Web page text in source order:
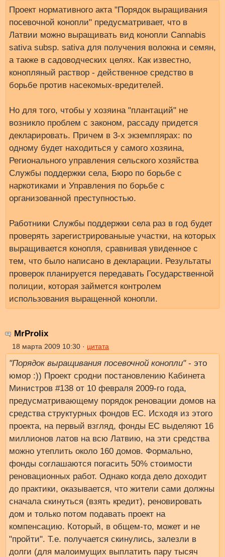
Проект нормативного акта "Порядок выращивания
посевочной конопли" предусматривает, что в
Латвии можно выращивать вид конопли Cannabis
sativa subsp. sativa для получения волокна и семян,
а также в садоводческих целях. Как известно,
конопляный раствор - действенное средство в
борьбе против насекомых-вредителей.
Но для того, чтобы у хозяина "плантаций" не
возникло проблем с законом, рассаду придется
декларировать. Причем в 3-х экземплярах: по
одному будет находиться у самого хозяина,
Регионального управления сельского хозяйства
Службы поддержки села, Бюро по борьбе с
наркотиками и Управления по борьбе с
организованной преступностью.
Работники Службы поддержки села раз в год будет
проверять зарегистрированыые участки, на которых
выращивается конопля, сравнивая увиденное с
тем, что было написано в декларации. Результаты
проверок планируется передавать Государственной
полиции, которая займется контролем
использования выращенной конопли.
MrProlix
18 марта 2009 10:30 · цитата
"Порядок выращивания посевочной конопли"- это
юмор :)) Проект сродни постановлению Кабинета
Министров #138 от 10 февраля 2009-го года,
предусматривающему порядок реновации домов на
средства структурных фондов ЕС. Исходя из этого
проекта, на первый взгляд, фонды ЕС выделяют 16
миллионов латов на всю Латвию, на эти средства
можно утеплить около 160 домов. Формально,
фонды соглашаются погасить 50% стоимости
реновационных работ. Однако когда дело доходит
до практики, оказывается, что жители сами должны
сначала скинуться (взять кредит), реновировать
дом и только потом подавать проект на
компенсацию. Который, в общем-то, может и не
"пройти". Т.е. получается скинулись, залезли в
долги (для малоимущих выплатить пару тысяч